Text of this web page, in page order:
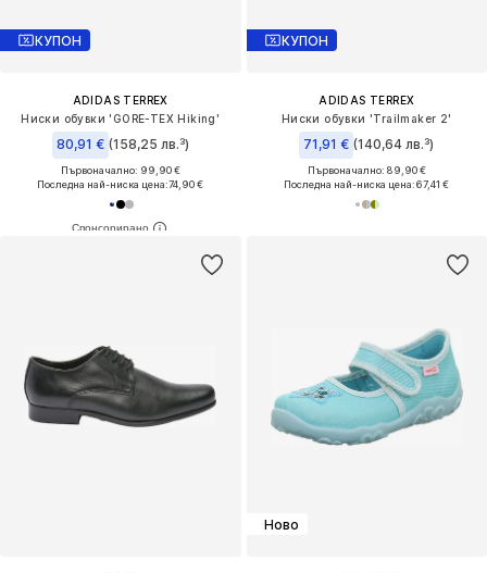
КУПОН
ADIDAS TERREX
Ниски обувки 'GORE-TEX Hiking'
80,91 € (158,25 лв.³)
Първоначално: 99,90 €
Последна най-ниска цена:74,90 €
КУПОН
ADIDAS TERREX
Ниски обувки 'Trailmaker 2'
71,91 € (140,64 лв.³)
Първоначално: 89,90 €
Последна най-ниска цена:67,41 €
Ново